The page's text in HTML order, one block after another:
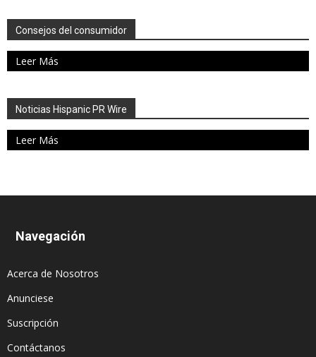
Consejos del consumidor
Leer Más
Noticias Hispanic PR Wire
Leer Más
Navegación
Acerca de Nosotros
Anunciese
Suscripción
Contáctanos